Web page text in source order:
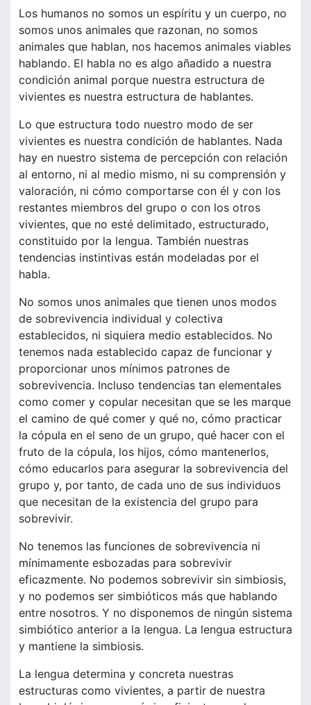
Los humanos no somos un espíritu y un cuerpo, no
somos unos animales que razonan, no somos
animales que hablan, nos hacemos animales viables
hablando. El habla no es algo añadido a nuestra
condición animal porque nuestra estructura de
vivientes es nuestra estructura de hablantes.
Lo que estructura todo nuestro modo de ser
vivientes es nuestra condición de hablantes. Nada
hay en nuestro sistema de percepción con relación
al entorno, ni al medio mismo, ni su comprensión y
valoración, ni cómo comportarse con él y con los
restantes miembros del grupo o con los otros
vivientes, que no esté delimitado, estructurado,
constituido por la lengua. También nuestras
tendencias instintivas están modeladas por el
habla.
No somos unos animales que tienen unos modos
de sobrevivencia individual y colectiva
establecidos, ni siquiera medio establecidos. No
tenemos nada establecido capaz de funcionar y
proporcionar unos mínimos patrones de
sobrevivencia. Incluso tendencias tan elementales
como comer y copular necesitan que se les marque
el camino de qué comer y qué no, cómo practicar
la cópula en el seno de un grupo, qué hacer con el
fruto de la cópula, los hijos, cómo mantenerlos,
cómo educarlos para asegurar la sobrevivencia del
grupo y, por tanto, de cada uno de sus individuos
que necesitan de la existencia del grupo para
sobrevivir.
No tenemos las funciones de sobrevivencia ni
mínimamente esbozadas para sobrevivir
eficazmente. No podemos sobrevivir sin simbiosis,
y no podemos ser simbióticos más que hablando
entre nosotros. Y no disponemos de ningún sistema
simbiótico anterior a la lengua. La lengua estructura
y mantiene la simbiosis.
La lengua determina y concreta nuestras
estructuras como vivientes, a partir de nuestra